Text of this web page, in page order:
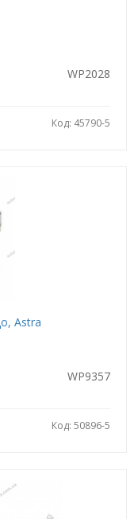
WP2028
Код: 45790-5
Astra
WP9357
Код: 50896-5